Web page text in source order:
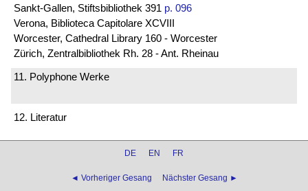
Sankt-Gallen, Stiftsbibliothek 391 p. 096
Verona, Biblioteca Capitolare XCVIII
Worcester, Cathedral Library 160 - Worcester
Zürich, Zentralbibliothek Rh. 28 - Ant. Rheinau
11. Polyphone Werke
12. Literatur
DE EN FR
◄ Vorheriger Gesang Nächster Gesang ►